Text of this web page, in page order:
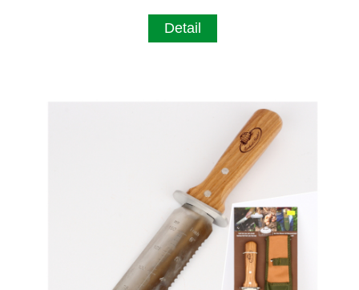
Detail